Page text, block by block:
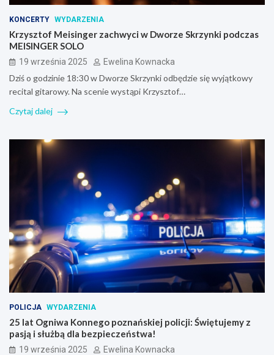
KONCERTY WYDARZENIA
Krzysztof Meisinger zachwyci w Dworze Skrzynki podczas
MEISINGER SOLO
19 września 2025 Ewelina Kownacka
Dziś o godzinie 18:30 w Dworze Skrzynki odbędzie się wyjątkowy
recital gitarowy. Na scenie wystąpi Krzysztof…
Czytaj dalej
POLICJA WYDARZENIA
25 lat Ogniwa Konnego poznańskiej policji: Świętujemy z
pasją i służbą dla bezpieczeństwa!
19 września 2025 Ewelina Kownacka